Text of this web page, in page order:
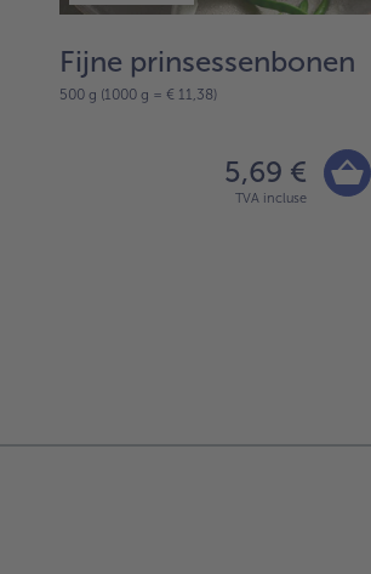
Fijne prinsessenbonen
500 g (1000 g = € 11,38)
5,69 €
TVA incluse